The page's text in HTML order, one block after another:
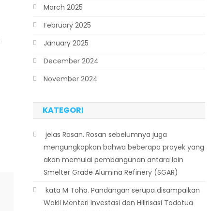
March 2025
February 2025
January 2025
December 2024
November 2024
KATEGORI
 jelas Rosan. Rosan sebelumnya juga
mengungkapkan bahwa beberapa proyek yang
akan memulai pembangunan antara lain
Smelter Grade Alumina Refinery (SGAR)
 kata M Toha. Pandangan serupa disampaikan
Wakil Menteri Investasi dan Hilirisasi Todotua